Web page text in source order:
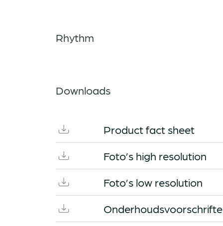
Rhythm
Downloads
Product fact sheet
Foto’s high resolution
Foto’s low resolution